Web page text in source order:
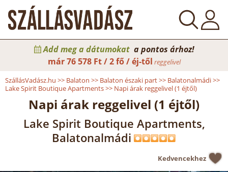
Add meg a dátumokat a pontos árhoz!
már76 578 Ft / 2 fő / éj-től reggelivel
SzállásVadász.hu >> Balaton >> Balaton északi part>> Balatonalmádi>>
Lake Spirit Boutique Apartments>> Napi árak reggelivel (1 éjtől)
Napi árak reggelivel (1 éjtől)
Lake Spirit Boutique Apartments,
Balatonalmádi
Kedvencekhez